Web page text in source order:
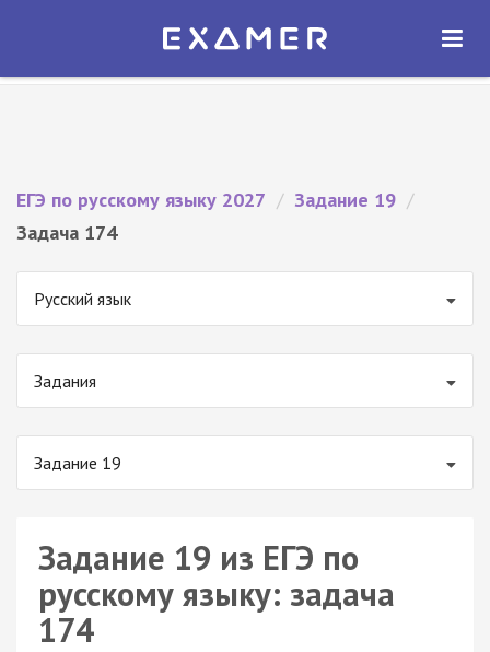
Экзамер — ЕГЭ 2027
ОТКРЫТЬ
ЕГЭ по русскому языку 2027 / Задание 19 /
Задача 174
Русский язык
Задания
Задание 19
Задание 19 из ЕГЭ по
русскому языку: задача
174